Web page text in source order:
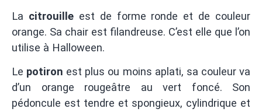
La citrouilleest de forme ronde et de couleur
orange. Sa chair est filandreuse. C’est elle que l’on
utilise à Halloween.
Le potiron est plus ou moins aplati, sa couleur va
d’un orange rougeâtre au vert foncé. Son
pédoncule est tendre et spongieux, cylindrique et